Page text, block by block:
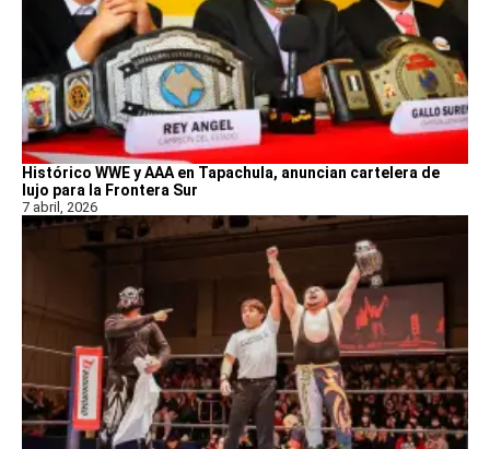
Histórico WWE y AAA en Tapachula, anuncian cartelera de
lujo para la Frontera Sur
7 abril, 2026